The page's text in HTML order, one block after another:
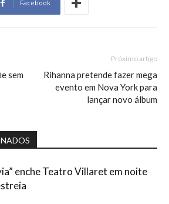
Facebook
sem
Próximo artigo
Rihanna pretende fazer mega
evento em Nova York para
lançar novo álbum
enche Teatro Villaret em noite